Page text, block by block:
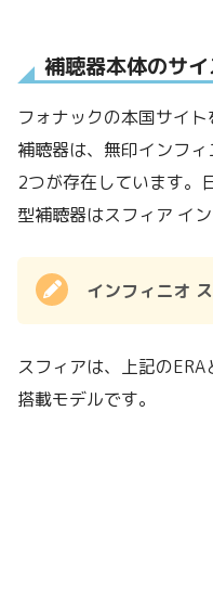
補聴器本体のサ
フォナックの本国サイ
補聴器は、無印インフ
2つが存在しています。
型補聴器はスフィア イ
インフィニオ
スフィアは、上記の
搭載モデルです。